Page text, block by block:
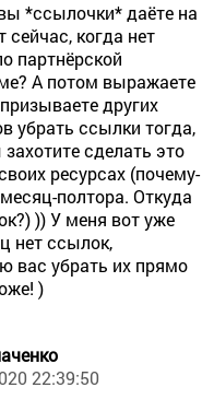
*ссылочки* даёте на
сейчас, когда нет
партнёрской
А потом выражаете
других
убрать ссылки тогда,
сделать это
ресурсах (почему-
полтора. Откуда
)) У меня вот уже
нет ссылок,
вас убрать их прямо
)
22:39:50